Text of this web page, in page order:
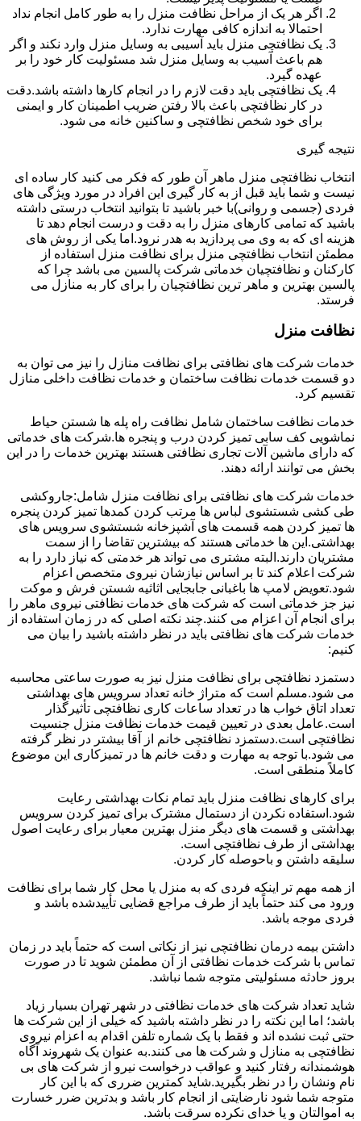
اگر هر یک از مراحل نظافت منزل را به طور کامل انجام نداد
احتمالا به اندازه کافی مهارت ندارد.
یک نظافتچی منزل باید آسیبی به وسایل منزل وارد نکند و اگر
هم باعث آسیب به وسایل منزل شد مسئولیت کار خود را بر
عهده گیرد.
یک نظافتچی باید دقت لازم را در انجام کارها داشته باشد.دقت
در کار نظافتچی باعث بالا رفتن ضریب اطمینان کار و ایمنی
برای خود شخص نظافتچی و ساکنین خانه می شود.
نتیجه گیری
انتخاب نظافتچی منزل ماهر آن طور که فکر می کنید کار ساده ای
نیست و شما باید قبل از به کار گیری این افراد در مورد ویژگی های
فردی (جسمی و روانی)با خبر باشید تا بتوانید انتخاب درستی داشته
باشید که تمامی کارهای منزل را به دقت و درست انجام دهد تا
هزینه ای که به وی می پردازید به هدر نرود.اما یکی از روش های
مطمئن انتخاب نظافتچی منزل برای نظافت منزل استفاده از
کارکنان و نظافتچیان خدماتی شرکت پالسین می باشد چرا که
پالسین بهترین و ماهر ترین نظافتچیان را برای کار به منازل می
فرستد.
نظافت منزل
خدمات شرکت های نظافتی برای نظافت منازل را نیز می توان به
دو قسمت خدمات نظافت ساختمان و خدمات نظافت داخلی منازل
تقسیم کرد.
خدمات نظافت ساختمان شامل نظافت راه پله ها شستن حیاط
نماشویی کف سابی تمیز کردن درب و پنجره ها.شرکت های خدماتی
که دارای ماشین آلات تجاری نظافتی هستند بهترین خدمات را در این
بخش می توانند ارائه دهند.
خدمات شرکت های نظافتی برای نظافت منزل شامل:جاروکشی
طی کشی شستشوی لباس ها مرتب کردن کمدها تمیز کردن پنجره
ها تمیز کردن همه قسمت های آشپزخانه شستشوی سرویس های
بهداشتی.این ها خدماتی هستند که بیشترین تقاضا را از سمت
مشتریان دارند.البته مشتری می تواند هر خدمتی که نیاز دارد را به
شرکت اعلام کند تا بر اساس نیازشان نیروی متخصص اعزام
شود.تعویض لامپ ها باغبانی جابجایی اثاثیه شستن فرش و موکت
نیز جز خدماتی است که شرکت های خدمات نظافتی نیروی ماهر را
برای انجام آن اعزام می کنند.چند نکته اصلی که در زمان استفاده از
خدمات شرکت های نظافتی باید در نظر داشته باشید را بیان می
کنیم:
دستمزد نظافتچی برای نظافت منزل نیز به صورت ساعتی محاسبه
می شود.مسلم است که متراژ خانه تعداد سرویس های بهداشتی
تعداد اتاق خواب ها در تعداد ساعات کاری نظافتچی تأثیرگذار
است.عامل بعدی در تعیین قیمت خدمات نظافت منزل جنسیت
نظافتچی است.دستمزد نظافتچی خانم از آقا بیشتر در نظر گرفته
می شود.با توجه به مهارت و دقت خانم ها در تمیزکاری این موضوع
کاملاً منطقی است.
برای کارهای نظافت منزل باید تمام نکات بهداشتی رعایت
شود.استفاده نکردن از دستمال مشترک برای تمیز کردن سرویس
بهداشتی و قسمت های دیگر منزل بهترین معیار برای رعایت اصول
بهداشتی از طرف نظافتچی است.
سلیقه داشتن و باحوصله کار کردن.
از همه مهم تر اینکه فردی که به منزل یا محل کار شما برای نظافت
ورود می کند حتماً باید از طرف مراجع قضایی تأییدشده باشد و
فردی موجه باشد.
داشتن بیمه درمان نظافتچی نیز از نکاتی است که حتماً باید در زمان
تماس با شرکت خدمات نظافتی از آن مطمئن شوید تا در صورت
بروز حادثه مسئولیتی متوجه شما نباشد.
شاید تعداد شرکت های خدمات نظافتی در شهر تهران بسیار زیاد
باشد؛ اما این نکته را در نظر داشته باشید که خیلی از این شرکت ها
حتی ثبت نشده اند و فقط با یک شماره تلفن اقدام به اعزام نیروی
نظافتچی به منازل و شرکت ها می کنند.به عنوان یک شهروند آگاه
هوشمندانه رفتار کنید و عواقب درخواست نیرو از شرکت های بی
نام ونشان را در نظر بگیرید.شاید کمترین ضرری که با این کار
متوجه شما شود نارضایتی از انجام کار باشد و بدترین ضرر خسارت
به اموالتان و یا خدای نکرده سرقت باشد.